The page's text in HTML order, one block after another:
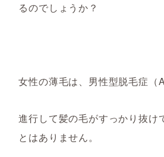
るのでしょうか？
女性の薄毛は、男性型脱毛症（
進行して髪の毛がすっかり抜け
とはありません。